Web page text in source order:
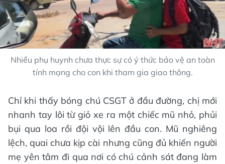
Nhiều phụ huynh chưa thực sự có ý thức bảo vệ an toàn
tính mạng cho con khi tham gia giao thông.
Chỉ khi thấy bóng chú CSGT ở đầu đường, chị mới
nhanh tay lôi từ giỏ xe ra một chiếc mũ nhỏ, phủi
bụi qua loa rồi đội vội lên đầu con. Mũ nghiêng
lệch, quai chưa kịp cài nhưng cũng đủ khiến người
mẹ yên tâm đi qua nơi có chú cảnh sát đang làm